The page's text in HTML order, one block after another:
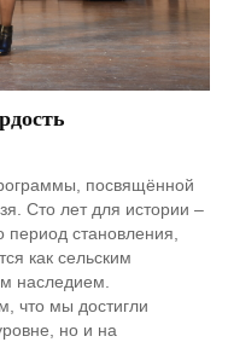
посвящённой
Сто лет для истории –
становления,
как сельским
наследием.
что мы достигли
но и на